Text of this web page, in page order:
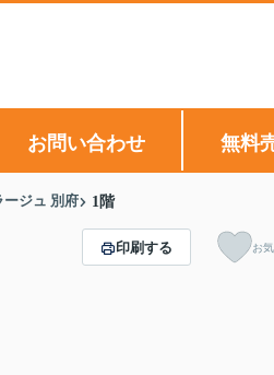
お問い合わせ 無料
ージュ 別府 1階
印刷する お